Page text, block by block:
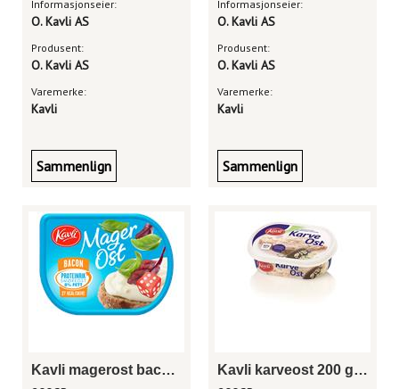
Informasjonseier:
O. Kavli AS
Produsent:
O. Kavli AS
Varemerke:
Kavli
Sammenlign
Informasjonseier:
O. Kavli AS
Produsent:
O. Kavli AS
Varemerke:
Kavli
Sammenlign
Kavli magerost bacon 200 gram beger Kavli karveost 200 gram beger